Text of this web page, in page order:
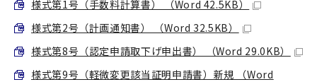
様式第1号（手数料計算書） （Word 42.5KB）
様式第2号（計画通知書） （Word 32.5KB）
様式第8号（認定申請取下げ申出書） （Word 29.0KB）
様式第9号（軽微変更該当証明申請書）新規 （Word